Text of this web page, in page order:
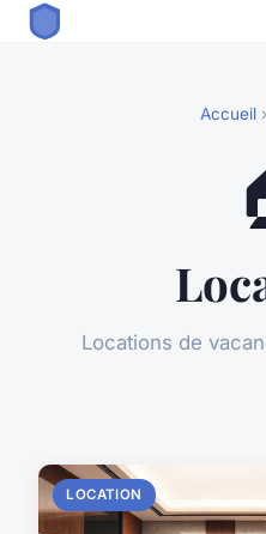
Accueil
Locations de
LOCATION